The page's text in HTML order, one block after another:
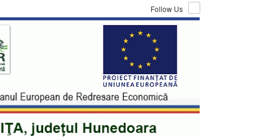
Follow Us